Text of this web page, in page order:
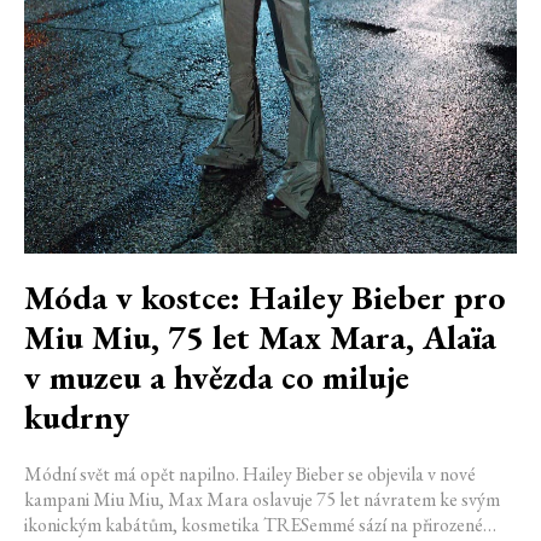
Móda v kostce: Hailey Bieber pro
Miu Miu, 75 let Max Mara, Alaïa
v muzeu a hvězda co miluje
kudrny
Módní svět má opět napilno. Hailey Bieber se objevila v nové
kampani Miu Miu, Max Mara oslavuje 75 let návratem ke svým
ikonickým kabátům, kosmetika TRESemmé sází na přirozené